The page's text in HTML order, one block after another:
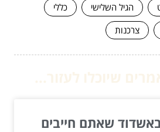
הגיל השלישי
כללי
צרכנות
באשדוד שאתם חייבים